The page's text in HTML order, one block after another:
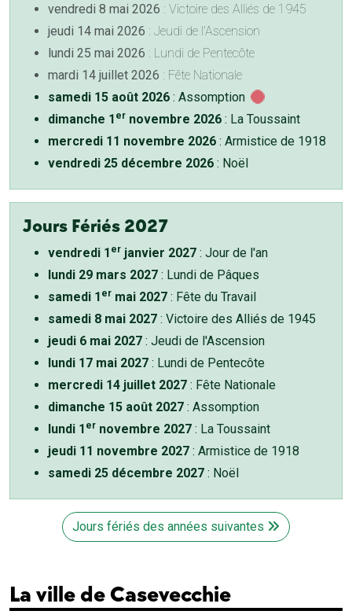
vendredi 8 mai 2026 : Victoire des Alliés de 1945
jeudi 14 mai 2026 : Jeudi de l'Ascension
lundi 25 mai 2026 : Lundi de Pentecôte
mardi 14 juillet 2026 : Fête Nationale
samedi 15 août 2026 : Assomption
dimanche 1 er novembre 2026 : La Toussaint
mercredi 11 novembre 2026 : Armistice de 1918
vendredi 25 décembre 2026 : Noël
Jours Fériés 2027
vendredi 1 er janvier 2027 : Jour de l'an
lundi 29 mars 2027 : Lundi de Pâques
samedi 1 er mai 2027 : Fête du Travail
samedi 8 mai 2027 : Victoire des Alliés de 1945
jeudi 6 mai 2027 : Jeudi de l'Ascension
lundi 17 mai 2027 : Lundi de Pentecôte
mercredi 14 juillet 2027 : Fête Nationale
dimanche 15 août 2027 : Assomption
lundi 1 er novembre 2027 : La Toussaint
jeudi 11 novembre 2027 : Armistice de 1918
samedi 25 décembre 2027 : Noël
Jours fériés des années suivantes
La ville de Casevecchie